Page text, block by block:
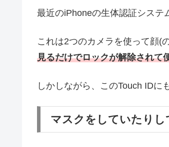
最近のiPhoneの生体認証システ
これは2つのカメラを使って顔(
見るだけでロックが解除されて
しかしながら、このTouch IDに
マスクをしていたり